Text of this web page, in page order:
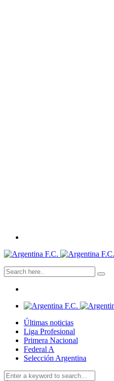
Últimas noticias
Liga Profesional
Primera Nacional
Federal A
Selección Argentina